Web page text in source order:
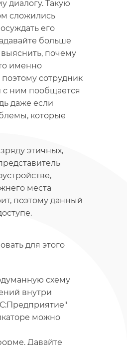
диалогу. Такую
сложились
его
больше
почему
именно
сотрудник
с ним пообщается
даже если
которые
этичных,
места
поэтому данный
для этого
схему
внутри
можно
Давайте